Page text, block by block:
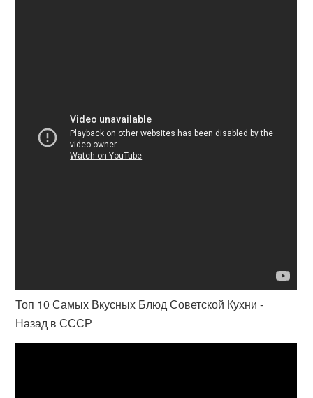
Топ 10 Самых Вкусных Блюд Советской Кухни -
Назад в СССР